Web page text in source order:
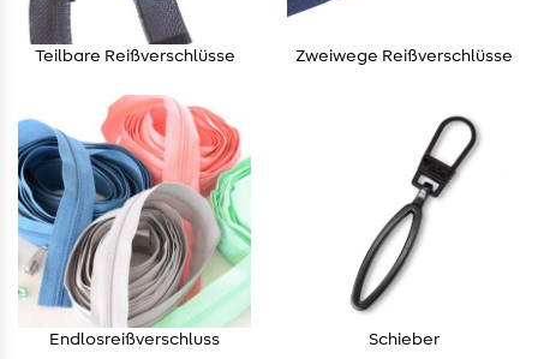
Teilbare Reißverschlüsse Zweiwege Reißverschlüsse
Endlosreißverschluss Schieber